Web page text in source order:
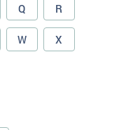
Q R
W X